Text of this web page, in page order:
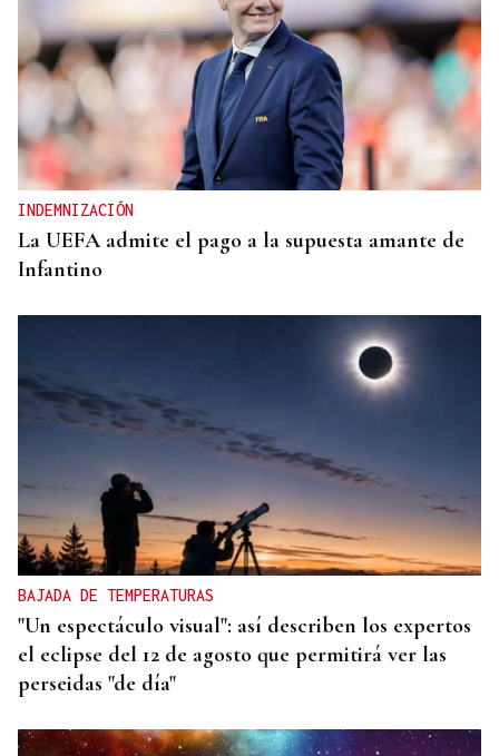
INDEMNIZACIÓN
La UEFA admite el pago a la supuesta amante de
Infantino
BAJADA DE TEMPERATURAS
"Un espectáculo visual": así describen los expertos
el eclipse del 12 de agosto que permitirá ver las
perseidas "de día"